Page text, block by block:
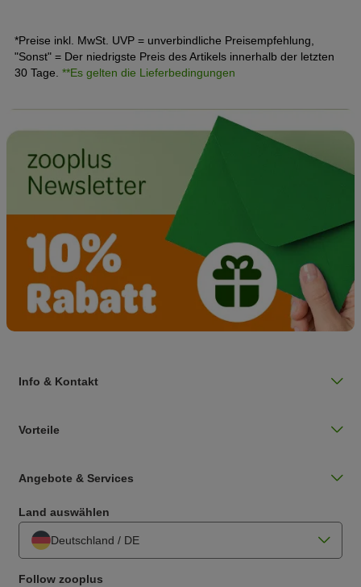
*Preise inkl. MwSt. UVP = unverbindliche Preisempfehlung,
"Sonst" = Der niedrigste Preis des Artikels innerhalb der letzten
30 Tage. **Es gelten die Lieferbedingungen
Info & Kontakt
Vorteile
Angebote & Services
Land auswählen
Deutschland / DE
Follow zooplus